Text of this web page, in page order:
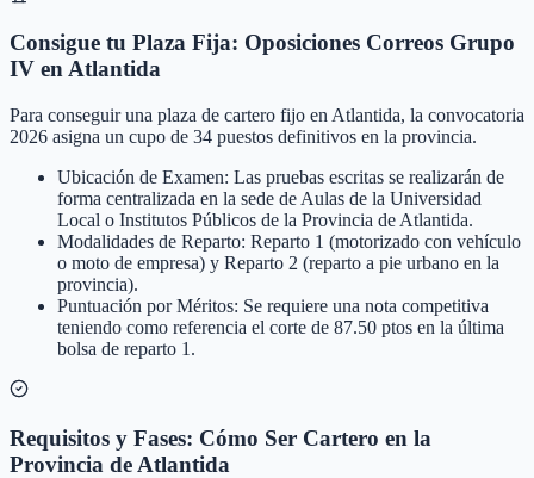
Consigue tu Plaza Fija: Oposiciones Correos Grupo
IV en Atlantida
Para conseguir una plaza de cartero fijo en Atlantida, la convocatoria
2026 asigna un cupo de 34 puestos definitivos en la provincia.
Ubicación de Examen: Las pruebas escritas se realizarán de
forma centralizada en la sede de Aulas de la Universidad
Local o Institutos Públicos de la Provincia de Atlantida.
Modalidades de Reparto: Reparto 1 (motorizado con vehículo
o moto de empresa) y Reparto 2 (reparto a pie urbano en la
provincia).
Puntuación por Méritos: Se requiere una nota competitiva
teniendo como referencia el corte de 87.50 ptos en la última
bolsa de reparto 1.
Requisitos y Fases: Cómo Ser Cartero en la
Provincia de Atlantida